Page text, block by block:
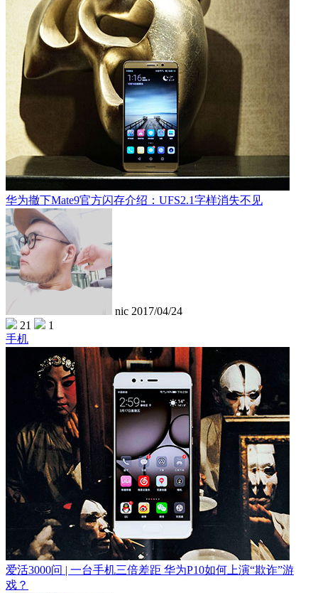
华为撤下Mate9官方闪存介绍：UFS2.1字样消失不见
nic 2017/04/24
21
1
手机
爱活3000问 | 一台手机三倍差距 华为P10如何上演“欺诈”游
戏？